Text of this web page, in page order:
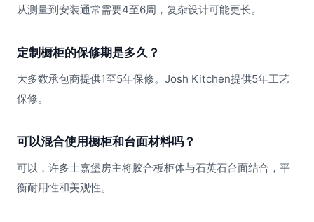
从测量到安装通常需要4至6周，复杂设计可能更长。
定制橱柜的保修期是多久？
大多数承包商提供1至5年保修。Josh Kitchen提供5年工艺
保修。
可以混合使用橱柜和台面材料吗？
可以，许多士嘉堡房主将胶合板柜体与石英石台面结合，平
衡耐用性和美观性。